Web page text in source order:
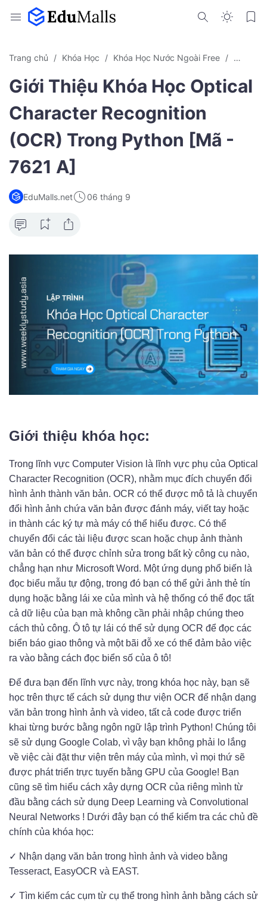
Trang chủ Khóa Học Khóa Học Nước Ngoài Free OCR
Giới Thiệu Khóa Học Optical
Character Recognition
(OCR) Trong Python [Mã -
7621 A]
EduMalls.net 06 tháng 9
Giới thiệu khóa học:
Trong lĩnh vực Computer Vision là lĩnh vực phụ của Optical
Character Recognition (OCR), nhằm mục đích chuyển đổi
hình ảnh thành văn bản. OCR có thể được mô tả là chuyển
đổi hình ảnh chứa văn bản được đánh máy, viết tay hoặc
in thành các ký tự mà máy có thể hiểu được. Có thể
chuyển đổi các tài liệu được scan hoặc chụp ảnh thành
văn bản có thể được chỉnh sửa trong bất kỳ công cụ nào,
chẳng hạn như Microsoft Word. Một ứng dụng phổ biến là
đọc biểu mẫu tự động, trong đó bạn có thể gửi ảnh thẻ tín
dụng hoặc bằng lái xe của mình và hệ thống có thể đọc tất
cả dữ liệu của bạn mà không cần phải nhập chúng theo
cách thủ công. Ô tô tự lái có thể sử dụng OCR để đọc các
biển báo giao thông và một bãi đỗ xe có thể đảm bảo việc
ra vào bằng cách đọc biển số của ô tô!
Để đưa bạn đến lĩnh vực này, trong khóa học này, bạn sẽ
học trên thực tế cách sử dụng thư viện OCR để nhận dạng
văn bản trong hình ảnh và video, tất cả code được triển
khai từng bước bằng ngôn ngữ lập trình Python! Chúng tôi
sẽ sử dụng Google Colab, vì vậy bạn không phải lo lắng
về việc cài đặt thư viện trên máy của mình, vì mọi thứ sẽ
được phát triển trực tuyến bằng GPU của Google! Bạn
cũng sẽ tìm hiểu cách xây dựng OCR của riêng mình từ
đầu bằng cách sử dụng Deep Learning và Convolutional
Neural Networks ! Dưới đây bạn có thể kiểm tra các chủ đề
chính của khóa học:
✓ Nhận dạng văn bản trong hình ảnh và video bằng
Tesseract, EasyOCR và EAST.
✓ Tìm kiếm các cụm từ cụ thể trong hình ảnh bằng cách sử